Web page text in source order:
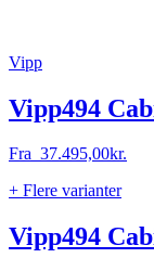
Vipp
Vipp494
Fra 37.495,00kr.
+ Flere varianter
Vipp494